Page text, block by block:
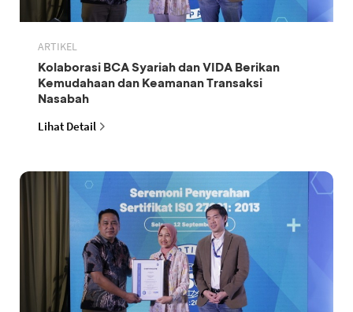
ARTIKEL
Kolaborasi BCA Syariah dan VIDA Berikan
Kemudahaan dan Keamanan Transaksi
Nasabah
Lihat Detail